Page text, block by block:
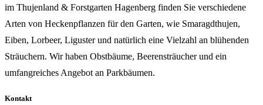
im Thujenland & Forstgarten Hagenberg finden Sie verschiedene
Arten von Heckenpflanzen für den Garten, wie Smaragdthujen,
Eiben, Lorbeer, Liguster und natürlich eine Vielzahl an blühenden
Sträuchern. Wir haben Obstbäume, Beerensträucher und ein
umfangreiches Angebot an Parkbäumen.
Kontakt